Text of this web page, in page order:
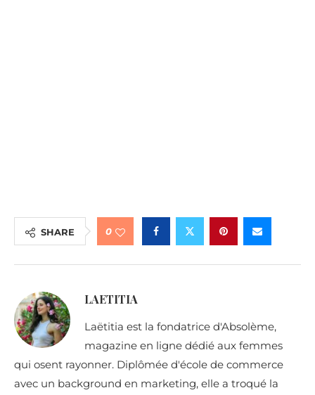
SHARE 0
LAETITIA
Laëtitia est la fondatrice d'Absolème,
magazine en ligne dédié aux femmes
qui osent rayonner. Diplômée d'école de commerce
avec un background en marketing, elle a troqué la